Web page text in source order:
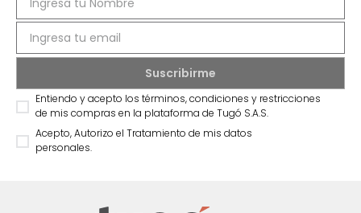
Entiendo y acepto los términos, condiciones y restricciones
de mis compras en la plataforma de Tugó S.A.S.
Acepto, Autorizo el Tratamiento de mis datos
personales.